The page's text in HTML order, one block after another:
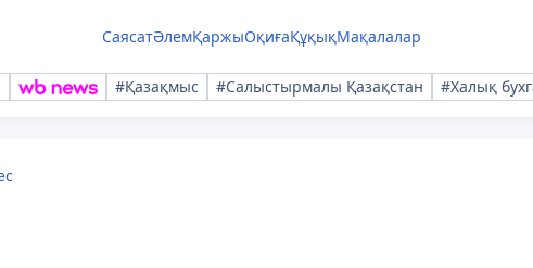
СаясатӘлемҚаржыОқиғаҚұқықМақалалар
#Қазақмыс #Салыстырмалы Қазақстан #Халық